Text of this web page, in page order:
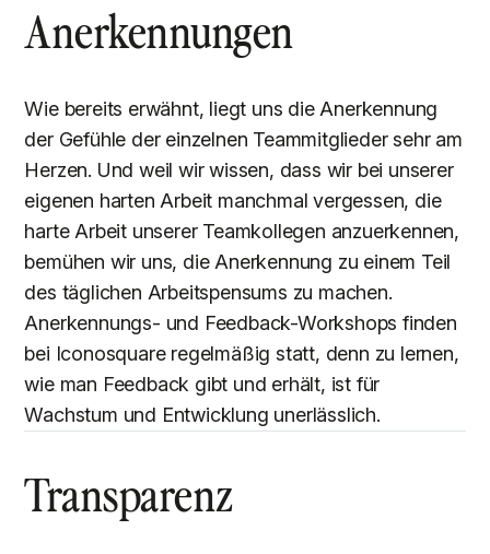
Anerkennungen
Wie bereits erwähnt, liegt uns die Anerkennung
der Gefühle der einzelnen Teammitglieder sehr am
Herzen. Und weil wir wissen, dass wir bei unserer
eigenen harten Arbeit manchmal vergessen, die
harte Arbeit unserer Teamkollegen anzuerkennen,
bemühen wir uns, die Anerkennung zu einem Teil
des täglichen Arbeitspensums zu machen.
Anerkennungs- und Feedback-Workshops finden
bei Iconosquare regelmäßig statt, denn zu lernen,
wie man Feedback gibt und erhält, ist für
Wachstum und Entwicklung unerlässlich.
Transparenz